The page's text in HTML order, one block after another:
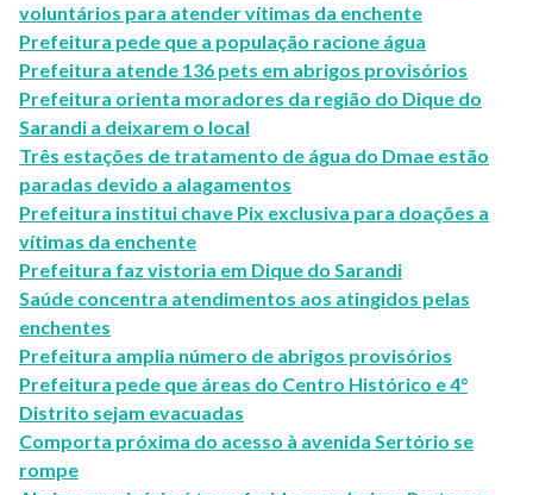
voluntários para atender vítimas da enchente
Prefeitura pede que a população racione água
Prefeitura atende 136 pets em abrigos provisórios
Prefeitura orienta moradores da região do Dique do
Sarandi a deixarem o local
Três estações de tratamento de água do Dmae estão
paradas devido a alagamentos
Prefeitura institui chave Pix exclusiva para doações a
vítimas da enchente
Prefeitura faz vistoria em Dique do Sarandi
Saúde concentra atendimentos aos atingidos pelas
enchentes
Prefeitura amplia número de abrigos provisórios
Prefeitura pede que áreas do Centro Histórico e 4°
Distrito sejam evacuadas
Comporta próxima do acesso à avenida Sertório se
rompe